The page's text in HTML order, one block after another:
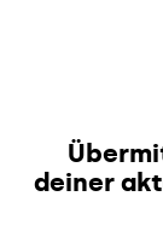
deiner